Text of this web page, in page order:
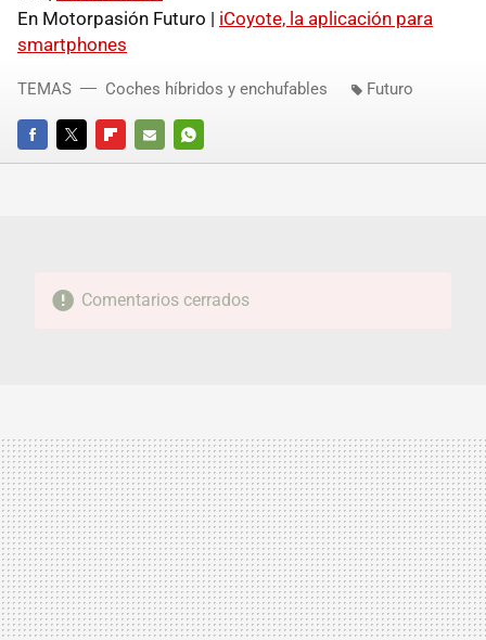
En Motorpasión Futuro | iCoyote, la aplicación para
smartphones
FACEBOOKTWITTERFLIPBOARD
E-
WHATSAPP
TEMAS Coches híbridos y enchufables Futuro
Comentarios cerrados